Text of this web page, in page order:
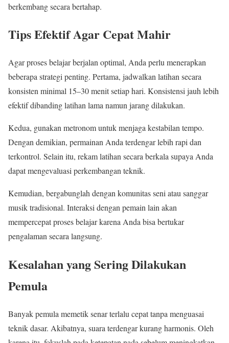
berkembang secara bertahap.
Tips Efektif Agar Cepat Mahir
Agar proses belajar berjalan optimal, Anda perlu menerapkan
beberapa strategi penting. Pertama, jadwalkan latihan secara
konsisten minimal 15–30 menit setiap hari. Konsistensi jauh lebih
efektif dibanding latihan lama namun jarang dilakukan.
Kedua, gunakan metronom untuk menjaga kestabilan tempo.
Dengan demikian, permainan Anda terdengar lebih rapi dan
terkontrol. Selain itu, rekam latihan secara berkala supaya Anda
dapat mengevaluasi perkembangan teknik.
Kemudian, bergabunglah dengan komunitas seni atau sanggar
musik tradisional. Interaksi dengan pemain lain akan
mempercepat proses belajar karena Anda bisa bertukar
pengalaman secara langsung.
Kesalahan yang Sering Dilakukan
Pemula
Banyak pemula memetik senar terlalu cepat tanpa menguasai
teknik dasar. Akibatnya, suara terdengar kurang harmonis. Oleh